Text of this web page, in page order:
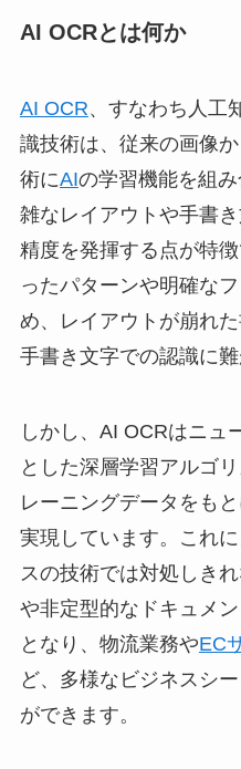
AI OCRとは何か
AI OCR、すなわち人工
識技術は、従来の画像
術にAIの学習機能を組
雑なレイアウトや手書
精度を発揮する点が特
ったパターンや明確な
め、レイアウトが崩れ
手書き文字での認識に難
しかし、AI OCRはニュ
とした深層学習アルゴ
レーニングデータをも
実現しています。これ
スの技術では対処しき
や非定型的なドキュメ
となり、物流業務やEC
ど、多様なビジネスシ
ができます。